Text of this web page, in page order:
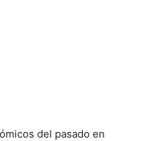
del pasado en